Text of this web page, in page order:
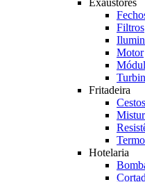
Exaustores
Filtros
Motor
Fritadeira
Cestos
Hotelaria